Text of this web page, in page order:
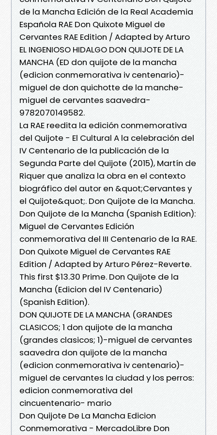
de la Mancha Edición de la Real Academia
Española RAE Don Quixote Miguel de
Cervantes RAE Edition / Adapted by Arturo
EL INGENIOSO HIDALGO DON QUIJOTE DE LA
MANCHA (ED don quijote de la mancha
(edicion conmemorativa iv centenario)-
miguel de don quichotte de la manche-
miguel de cervantes saavedra-
9782070149582.
La RAE reedita la edición conmemorativa
del Quijote - El Cultural A la celebración del
IV Centenario de la publicación de la
Segunda Parte del Quijote (2015), Martín de
Riquer que analiza la obra en el contexto
biográfico del autor en &quot;Cervantes y
el Quijote&quot;. Don Quijote de la Mancha.
Don Quijote de la Mancha (Spanish Edition):
Miguel de Cervantes Edición
conmemorativa del III Centenario de la RAE.
Don Quixote Miguel de Cervantes RAE
Edition / Adapted by Arturo Pérez-Reverte.
This first $13.30 Prime. Don Quijote de la
Mancha (Edicion del IV Centenario)
(Spanish Edition).
DON QUIJOTE DE LA MANCHA (GRANDES
CLASICOS; 1 don quijote de la mancha
(grandes clasicos; 1)-miguel de cervantes
saavedra don quijote de la mancha
(edicion conmemorativa iv centenario)-
miguel de cervantes la ciudad y los perros:
edicion conmemorativa del
cincuentenario- mario
Don Quijote De La Mancha Edicion
Conmemorativa - MercadoLibre Don